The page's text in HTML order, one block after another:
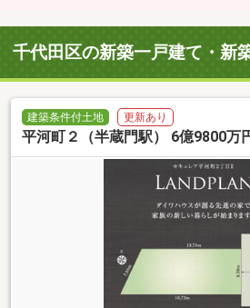
千代田区の新築一戸建て・新
建築条件付土地 更新あり
平河町２（半蔵門駅） 6億9800万